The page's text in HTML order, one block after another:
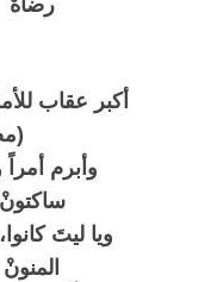
رضاهْ
أكبر عقاب
وأبرم
ساكتونْ
ويا ليتَ
المنونْ